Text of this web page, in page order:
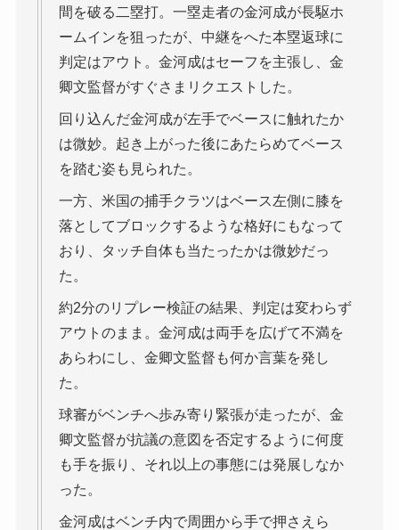
間を破る二塁打。一塁走者の金河成が長駆ホ
ームインを狙ったが、中継をへた本塁返球に
判定はアウト。金河成はセーフを主張し、金
卿文監督がすぐさまリクエストした。
回り込んだ金河成が左手でベースに触れたか
は微妙。起き上がった後にあたらめてベース
を踏む姿も見られた。
一方、米国の捕手クラツはベース左側に膝を
落としてブロックするような格好にもなって
おり、タッチ自体も当たったかは微妙だっ
た。
約2分のリプレー検証の結果、判定は変わらず
アウトのまま。金河成は両手を広げて不満を
あらわにし、金卿文監督も何か言葉を発し
た。
球審がベンチへ歩み寄り緊張が走ったが、金
卿文監督が抗議の意図を否定するように何度
も手を振り、それ以上の事態には発展しなか
った。
金河成はベンチ内で周囲から手で押さえら